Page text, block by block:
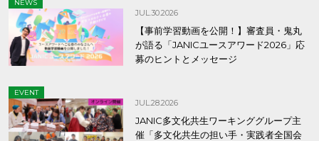
NEWS
JUL.30.2026
【事前学習動画を公開！】審査員・鬼丸
が語る「JANICユースアワード2026」応
募のヒントとメッセージ
EVENT
JUL.28.2026
JANIC多文化共生ワーキンググループ主
催「多文化共生の担い手・実践者全国会